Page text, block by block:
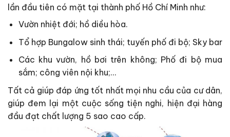
lần đầu tiên có mặt tại thành phố Hồ Chí Minh như:
Vườn nhiệt đới; hồ diều hòa.
Tổ hợp Bungalow sinh thái; tuyến phố đi bộ; Sky bar
Các khu vườn, hồ bơi trên không; Phố đi bộ mua
sắm; công viên nội khu;…
Tất cả giúp đáp ứng tốt nhất mọi nhu cầu của cư dân,
giúp đem lại một cuộc sống tiện nghi, hiện đại hàng
đầu đạt chất lượng 5 sao cao cấp.